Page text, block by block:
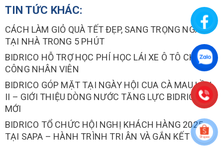
TIN TỨC KHÁC:
CÁCH LÀM GIỎ QUÀ TẾT ĐẸP, SANG TRỌNG NGAY
TẠI NHÀ TRONG 5 PHÚT
BIDRICO HỖ TRỢ HỌC PHÍ HỌC LÁI XE Ô TÔ CHO
CÔNG NHÂN VIÊN
BIDRICO GÓP MẶT TẠI NGÀY HỘI CUA CÀ MAU LẦN
II – GIỚI THIỆU DÒNG NƯỚC TĂNG LỰC BIDRICO
MỚI
BIDRICO TỔ CHỨC HỘI NGHỊ KHÁCH HÀNG 2025
TẠI SAPA – HÀNH TRÌNH TRI ÂN VÀ GẮN KẾT